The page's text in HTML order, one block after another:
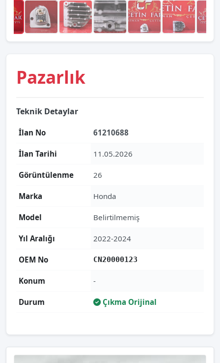
Pazarlık
Teknik Detaylar
İlan No 61210688
İlan Tarihi 11.05.2026
Görüntülenme 26
Marka Honda
Model Belirtilmemiş
Yıl Aralığı 2022-2024
OEM No CN20000123
Konum -
Durum Çıkma Orijinal